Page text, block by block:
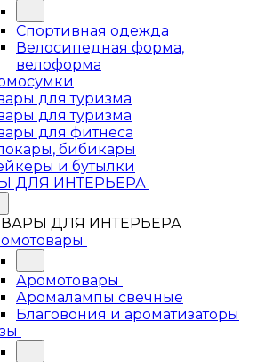
Спортивная одежда
Велосипедная форма,
велоформа
для туризма
для туризма
для фитнеса
бибикары
и бутылки
ДЛЯ ИНТЕРЬЕРА
ДЛЯ ИНТЕРЬЕРА
Аромотовары
Аромалампы свечные
Благовония и ароматизаторы